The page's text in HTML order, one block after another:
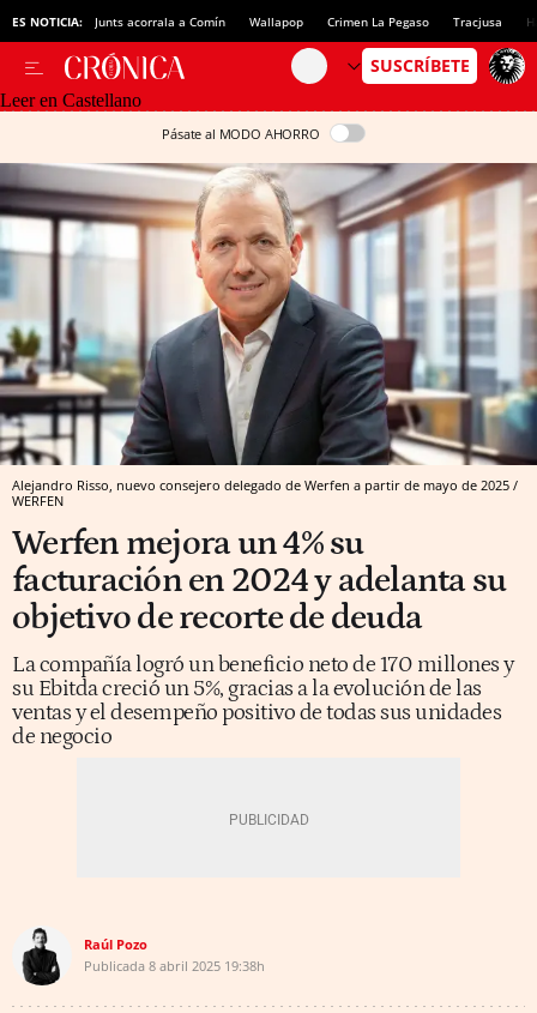
ES NOTICIA: Junts acorrala a Comín Wallapop Crimen La Pegaso Tracjusa
Leer en Castellano
Pásate al MODO AHORRO
Alejandro Risso, nuevo consejero delegado de Werfen a partir de mayo de 2025 /
WERFEN
Werfen mejora un 4% su
facturación en 2024 y adelanta su
objetivo de recorte de deuda
La compañía logró un beneficio neto de 170 millones y
su Ebitda creció un 5%, gracias a la evolución de las
ventas y el desempeño positivo de todas sus unidades
de negocio
Raúl Pozo
Publicada 8 abril 2025 19:38h